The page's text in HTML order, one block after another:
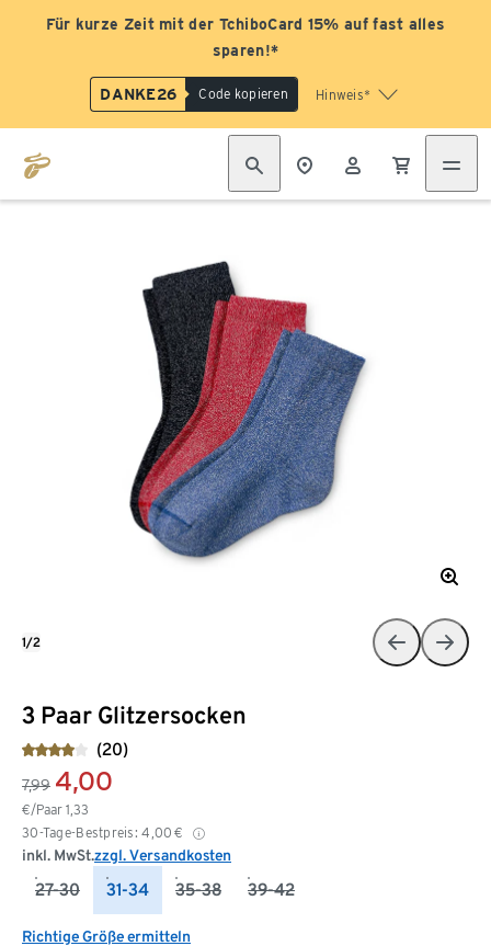
Für kurze Zeit mit der TchiboCard 15% auf fast alles
sparen!*
DANKE26 Code kopieren Hinweis*
3 Paar Glitzersocken
(20)
7,99 4,00
€/Paar 1,33
30-Tage-Bestpreis: 4,00 €
inkl. MwSt.zzgl. Versandkosten
27-30 31-34 35-38 39-42
Richtige Größe ermitteln
1/2